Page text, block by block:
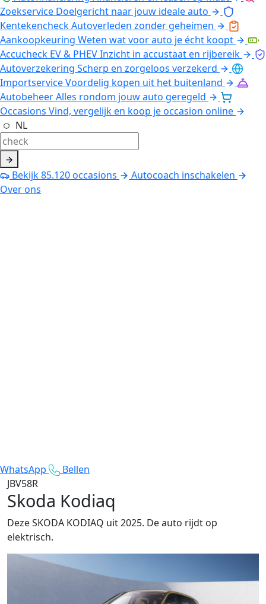
Zoekservice Doelgericht naar jouw ideale auto
KentekencheckAutoverleden zonder geheimen
Aankoopkeuring Weten wat voor auto je écht koopt
Accucheck EV & PHEVInzicht in accustaat en rijbereik
Autoverzekering Scherp en zorgeloos verzekerd
ImportserviceVoordelig kopen uit het buitenland
AutobeheerAlles rondom jouw auto geregeld
Occasions Vind, vergelijk en koop je occasion online
NL
Bekijk85.120occasions
Autocoach inschakelen
Over ons
WhatsApp
Bellen
JBV58R
Skoda Kodiaq
Deze SKODA KODIAQ uit 2025. De auto rijdt op
elektrisch.